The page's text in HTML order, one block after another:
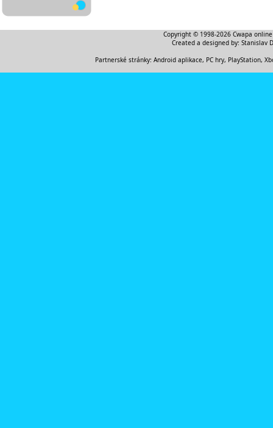
Copyright © 1998-2026 Cwapa
Created a designed by: Stanislav
Partnerské stránky: Android aplikace, PC hry, PlayStation,